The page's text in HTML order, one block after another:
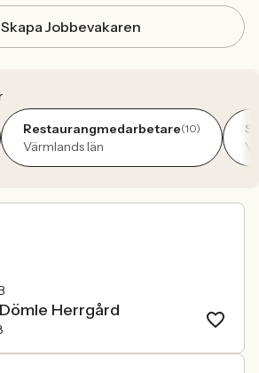
Skapa Jobbevakaren
Restaurangmedarbetare(10)
Värmlands län
Herrgård